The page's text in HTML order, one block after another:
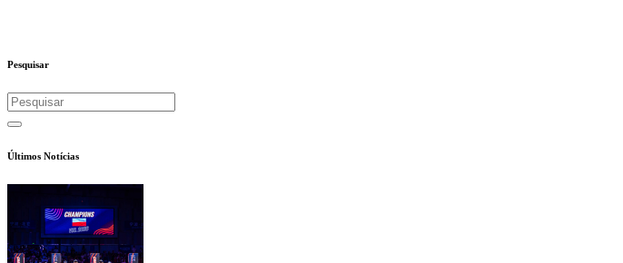
Pesquisar
Últimos Notícias